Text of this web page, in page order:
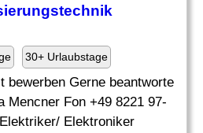
30+ Urlaubstage
bewerben Gerne beantworte
Mencner Fon +49 8221 97-
Elektroniker